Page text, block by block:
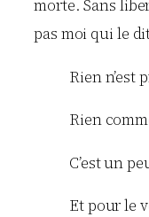
morte. Sans
pas moi qui le
Rien n’est
Rien
C’est un
Et pour le